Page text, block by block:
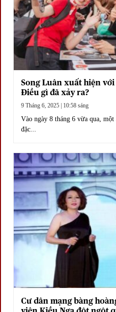
Song Luân xuất hiện với
Điều gì đã xảy ra?
9 Tháng 6, 2025 | 10:58 sáng
Vào ngày 8 tháng 6 vừa qua,
đặc...
Cư dân mạng bàng